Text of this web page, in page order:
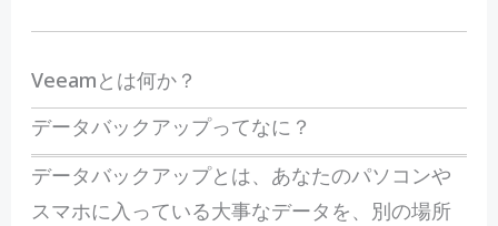
Veeamとは何か？
データバックアップってなに？
データバックアップとは、あなたのパソコンや
スマホに入っている大事なデータを、別の場所